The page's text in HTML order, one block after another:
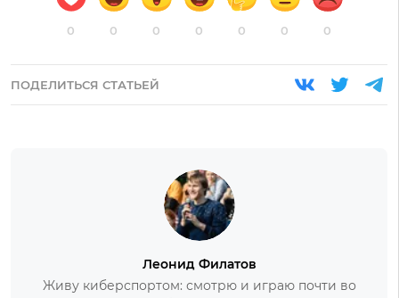
0 0 0 0 0 0 0
ПОДЕЛИТЬСЯ СТАТЬЕЙ
Леонид Филатов
Живу киберспортом: смотрю и играю почти во